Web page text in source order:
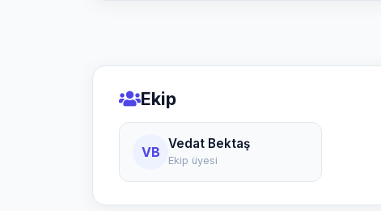
Ekip
VB Vedat Bektaş
Ekip üyesi